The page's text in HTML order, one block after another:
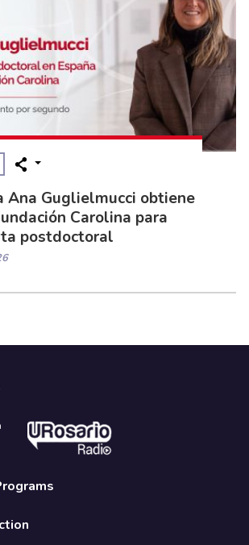
Ana Guglielmucci obtiene
Carolina para
postdoctoral